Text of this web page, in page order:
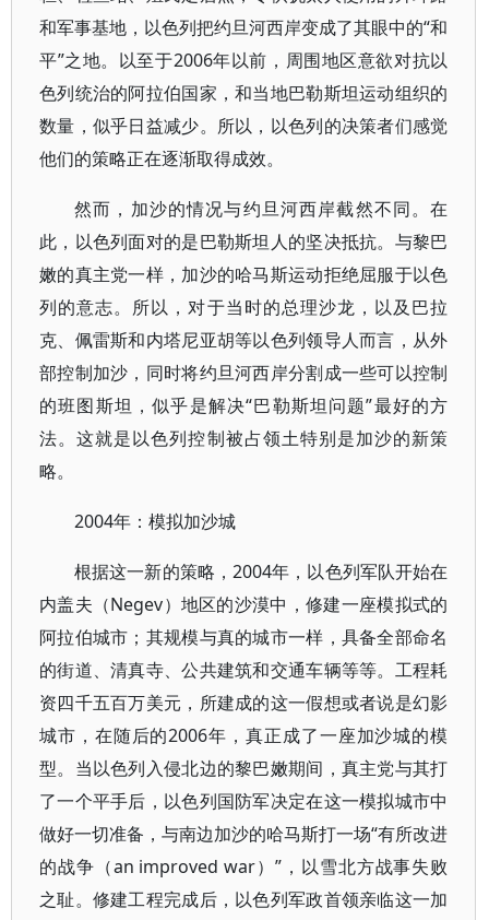
和军事基地，以色列把约旦河西岸变成了其眼中的“和
平”之地。以至于2006年以前，周围地区意欲对抗以
色列统治的阿拉伯国家，和当地巴勒斯坦运动组织的
数量，似乎日益减少。所以，以色列的决策者们感觉
他们的策略正在逐渐取得成效。
然而，加沙的情况与约旦河西岸截然不同。在
此，以色列面对的是巴勒斯坦人的坚决抵抗。与黎巴
嫩的真主党一样，加沙的哈马斯运动拒绝屈服于以色
列的意志。所以，对于当时的总理沙龙，以及巴拉
克、佩雷斯和内塔尼亚胡等以色列领导人而言，从外
部控制加沙，同时将约旦河西岸分割成一些可以控制
的班图斯坦，似乎是解决“巴勒斯坦问题”最好的方
法。这就是以色列控制被占领土特别是加沙的新策
略。
2004年：模拟加沙城
根据这一新的策略，2004年，以色列军队开始在
内盖夫（Negev）地区的沙漠中，修建一座模拟式的
阿拉伯城市；其规模与真的城市一样，具备全部命名
的街道、清真寺、公共建筑和交通车辆等等。工程耗
资四千五百万美元，所建成的这一假想或者说是幻影
城市，在随后的2006年，真正成了一座加沙城的模
型。当以色列入侵北边的黎巴嫩期间，真主党与其打
了一个平手后，以色列国防军决定在这一模拟城市中
做好一切准备，与南边加沙的哈马斯打一场“有所改进
的战争（an improved war）”，以雪北方战事失败
之耻。修建工程完成后，以色列军政首领亲临这一加